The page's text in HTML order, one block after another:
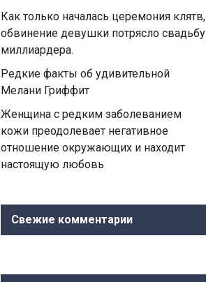
Как только началась церемония клятв,
обвинение девушки потрясло свадьбу
миллиардера.
Редкие факты об удивительной
Мелани Гриффит
Женщина с редким заболеванием
кожи преодолевает негативное
отношение окружающих и находит
настоящую любовь
Свежие комментарии